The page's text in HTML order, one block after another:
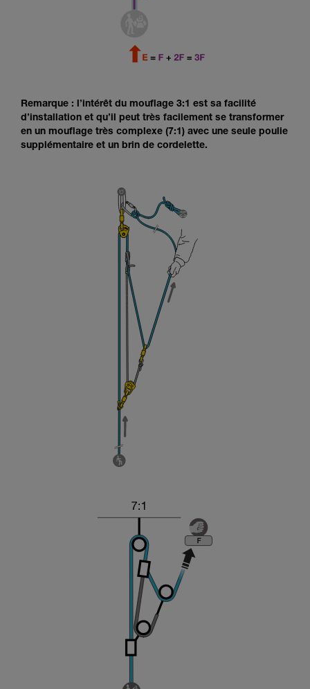
Remarque : l’intérêt du mouflage 3:1 est sa facilité
d’installation et qu’il peut très facilement se transformer
en un mouflage très complexe (7:1) avec une seule poulie
supplémentaire et un brin de cordelette.